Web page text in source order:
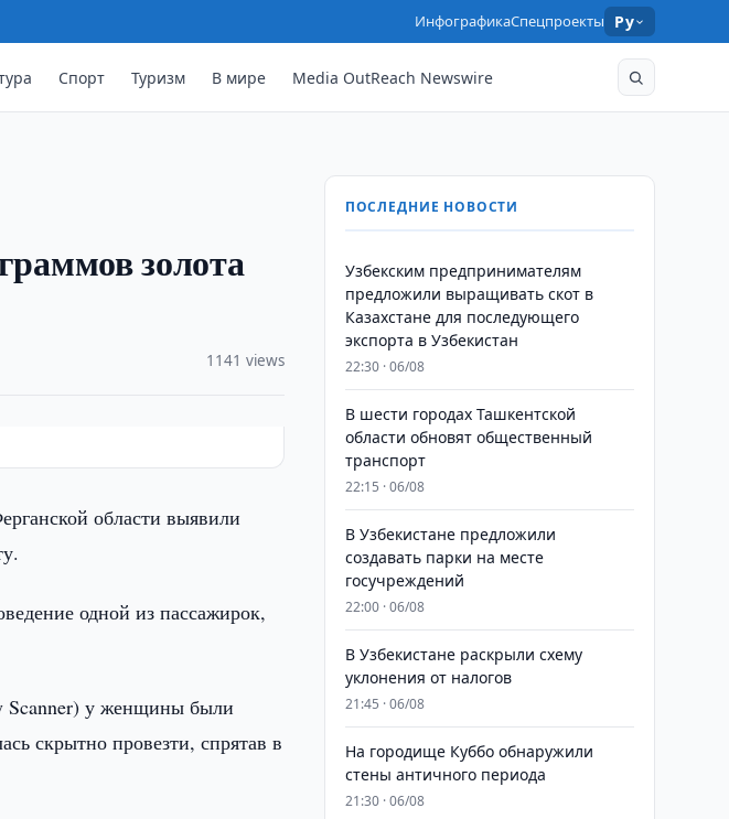
ИнфографикаСпецпроекты Ру
Спорт Туризм В мире Media OutReach Newswire
золота
1141 views
области выявили
одной из пассажирок,
Scanner) у женщины были
скрытно провезти, спрятав в
ПОСЛЕДНИЕ НОВОСТИ
Узбекским предпринимателям
предложили выращивать скот в
Казахстане для последующего
экспорта в Узбекистан
22:30 · 06/08
В шести городах Ташкентской
области обновят общественный
транспорт
22:15 · 06/08
В Узбекистане предложили
создавать парки на месте
госучреждений
22:00 · 06/08
В Узбекистане раскрыли схему
уклонения от налогов
21:45 · 06/08
На городище Куббо обнаружили
стены античного периода
21:30 · 06/08